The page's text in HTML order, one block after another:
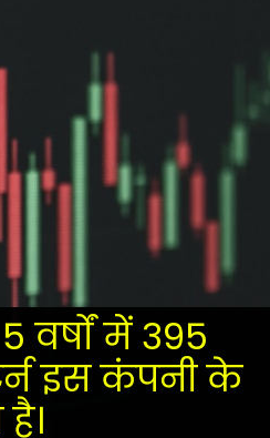
वर्षों में 395
इस कंपनी के